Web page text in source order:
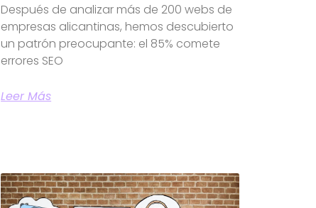
Después de analizar más de 200 webs de
empresas alicantinas, hemos descubierto
un patrón preocupante: el 85% comete
errores SEO
Leer Más